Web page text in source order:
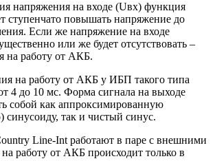
напряжения на входе (Uвх) функция
ступенчато повышать напряжение до
Если же напряжение на входе
или же будет отсутствовать –
на работу от АКБ.
на работу от АКБ у ИБП такого типа
4 до 10 мс. Форма сигнала на выходе
собой как аппроксимированную
синусоиду, так и чистый синус.
Line-Int работают в паре с внешними
работу от АКБ происходит только в